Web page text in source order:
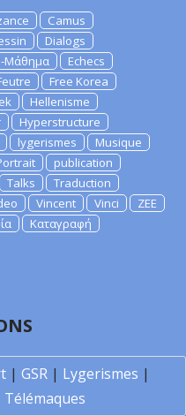
Camus
Dialogs
Μάθημα
Echecs
Free Korea
Hellenisme
Hyperstructure
lygerismes
Musique
publication
Talks
Traduction
Vincent Vinci
ZEE
Καταγραφή
| GSR| Lygerismes |
Télémaques